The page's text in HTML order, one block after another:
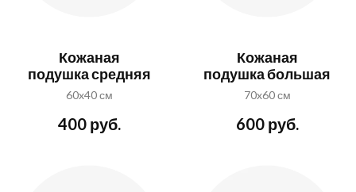
Кожаная
подушка средняя
60x40 см
400 руб.
Кожаная
подушка большая
70x60 см
600 руб.